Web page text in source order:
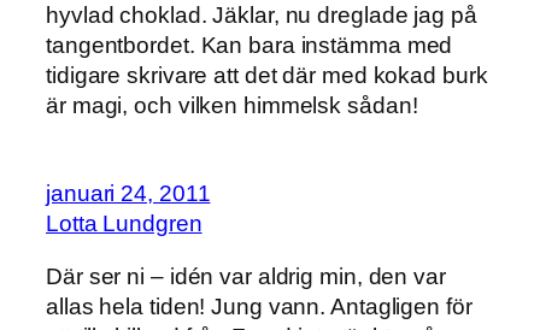
hyvlad choklad. Jäklar, nu dreglade jag på
tangentbordet. Kan bara instämma med
tidigare skrivare att det där med kokad burk
är magi, och vilken himmelsk sådan!
januari 24, 2011
Lotta Lundgren
Där ser ni – idén var aldrig min, den var
allas hela tiden! Jung vann. Antagligen för